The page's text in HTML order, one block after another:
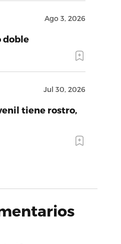
Ago 3, 2026
doble
Jul 30, 2026
tiene rostro,